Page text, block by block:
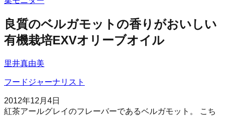
良質のベルガモットの香りがおいしい
有機栽培EXVオリーブオイル
里井真由美
フードジャーナリスト
2012年12月4日
紅茶アールグレイのフレーバーであるベルガモット。 こち